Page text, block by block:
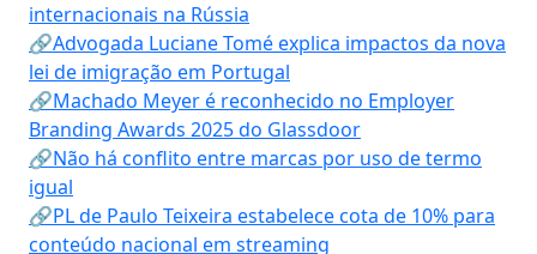
internacionais na Rússia
🔗Advogada Luciane Tomé explica impactos da nova
lei de imigração em Portugal
🔗Machado Meyer é reconhecido no Employer
Branding Awards 2025 do Glassdoor
🔗Não há conflito entre marcas por uso de termo
igual
🔗PL de Paulo Teixeira estabelece cota de 10% para
conteúdo nacional em streaming